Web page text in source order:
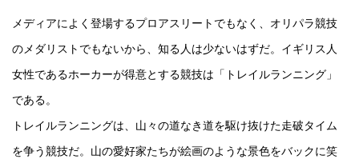
メディアによく登場するプロアスリートでもなく、オリパラ競技
のメダリストでもないから、知る人は少ないはずだ。イギリス人
女性であるホーカーが得意とする競技は「トレイルランニング」
である。
トレイルランニングは、山々の道なき道を駆け抜けた走破タイム
を争う競技だ。山の愛好家たちが絵画のような景色をバックに笑